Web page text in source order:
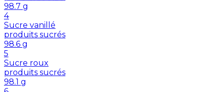
98.7 g
4
Sucre vanillé
produits sucrés
98.6 g
5
Sucre roux
produits sucrés
98.1 g